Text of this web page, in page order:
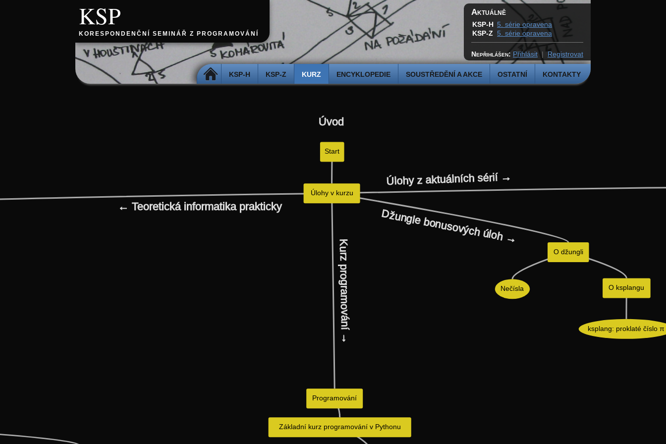
KSP
KORESPONDENČNÍ SEMINÁŘ Z PROGRAMOVÁNÍ
DOMŮ KSP-H KSP-Z KURZ ENCYKLOPEDIE SOUSTŘEDĚNÍ A AKCE OSTATNÍ KONTAKTY
Aktuálně
KSP-H 5. série opravena
KSP-Z 5. série opravena
Nepřihlášen: Přihlásit | Registrovat
Nečísla
O džungli
ksplang: proklaté číslo π
Chtěl(a) bych na kurzu něco změnit!
O ksplangu
Úlohy z aktuálních sérií →
Džungle bonusových úloh →
← Teoretická informatika prakticky
Kurz programování →
Úvod
Meta-poznámky
Základní kurz programování v Pythonu
Programování
Start
Úlohy v kurzu